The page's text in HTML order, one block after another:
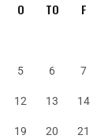
O TO F
5 6 7
12 13 14
19 20 21